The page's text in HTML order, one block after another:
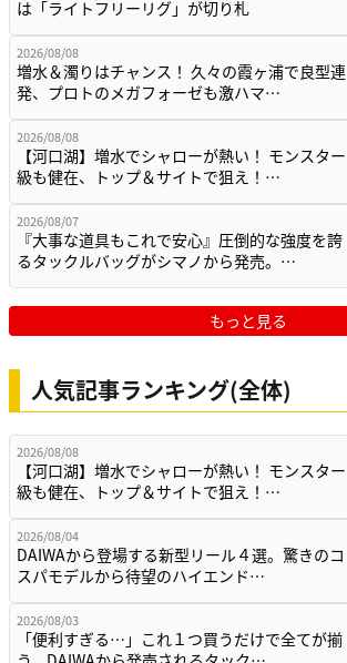
は「ライトフリーリグ」が切り札
2026/08/08
増水＆濁りはチャンス！ 久々の霞ヶ浦で良型連
発、プロトのメガフォーゼも激ハマ…
2026/08/08
【河口湖】増水でシャローが熱い！ モンスター
級も健在、トップ＆サイトで狙え！…
2026/08/07
『大事な道具もこれで安心』圧倒的な強度を誇
るタックルバッグがシマノから発売。…
もっと見る
人気記事ランキング(全体)
2026/08/08
【河口湖】増水でシャローが熱い！ モンスター
級も健在、トップ＆サイトで狙え！…
2026/08/04
DAIWAから登場する新型リール４選。驚きのコ
スパモデルから待望のハイエンド…
2026/08/03
「便利すぎる…」これ１つ買うだけで全てが揃